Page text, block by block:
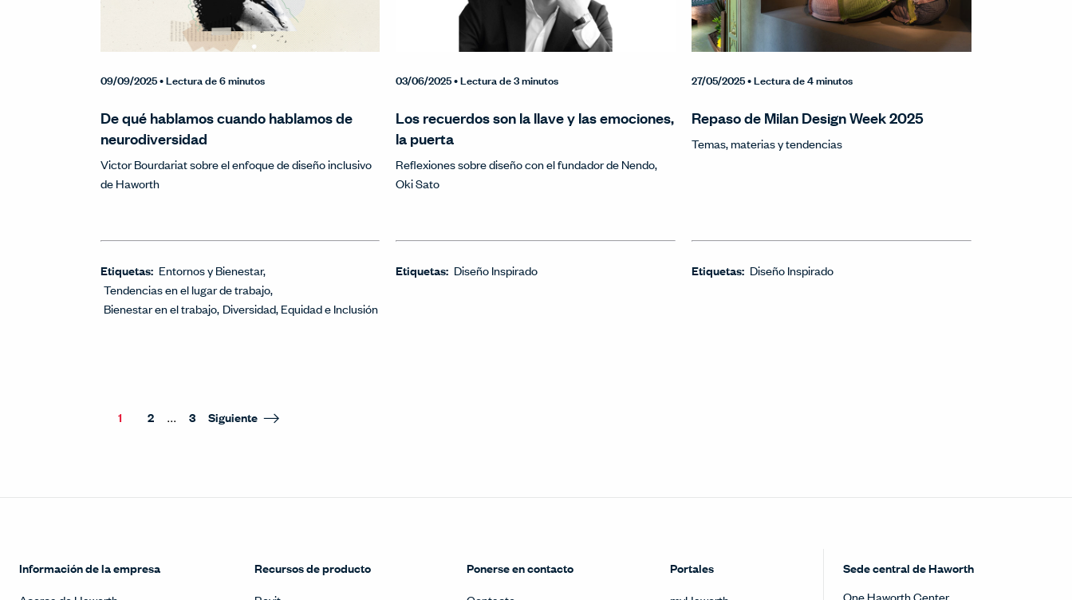
09/09/2025• Lectura de 6 minutos
De qué hablamos cuando hablamos de
neurodiversidad
Victor Bourdariat sobre el enfoque de diseño inclusivo
de Haworth
Etiquetas: Entornos y Bienestar
Tendencias en el lugar de trabajo
Bienestar en el trabajo Diversidad, Equidad e Inclusión
03/06/2025• Lectura de 3 minutos
Los recuerdos son la llave y las emociones,
la puerta
Reflexiones sobre diseño con el fundador de Nendo,
Oki Sato
Etiquetas: Diseño Inspirado
27/05/2025• Lectura de 4 minutos
Repaso de Milan Design Week 2025
Temas, materias y tendencias
Etiquetas: Diseño Inspirado
1 2 ... 3 Siguiente
Información de la empresa
Recursos de producto
Ponerse en contacto
Portales
Sede central de Haworth
One Haworth Center